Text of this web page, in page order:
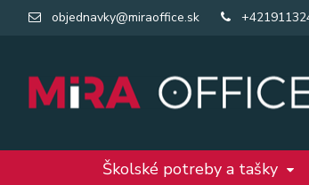
objednavky@miraoffice.sk
Školské potreby a tašky